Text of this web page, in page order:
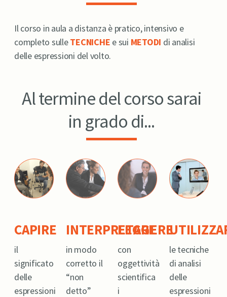
Il corso in aula a distanza è pratico, intensivo e
completo sulleTECNICHE e sui METODI di analisi
delle espressioni del volto.
Al termine del corso sarai
in grado di...
CAPIRE
il
significato
delle
espressioni
INTERPRETARE
in modo
corretto il
“non
detto”
LEGGERE
con
oggettività
scientifica
i
le tecniche
di analisi
delle
espressioni